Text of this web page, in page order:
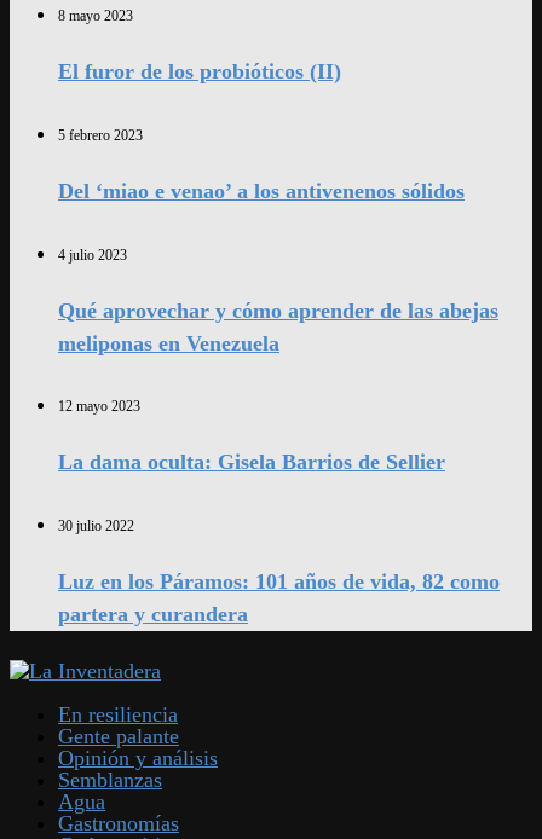
8 mayo 2023
El furor de los probióticos (II)
5 febrero 2023
Del ‘miao e venao’ a los antivenenos sólidos
4 julio 2023
Qué aprovechar y cómo aprender de las abejas
meliponas en Venezuela
12 mayo 2023
La dama oculta: Gisela Barrios de Sellier
30 julio 2022
Luz en los Páramos: 101 años de vida, 82 como
partera y curandera
En resiliencia
Gente palante
Opinión y análisis
Semblanzas
Agua
Gastronomías